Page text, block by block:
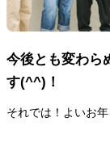
今後とも変わら
す(^^)！
それでは！よいお